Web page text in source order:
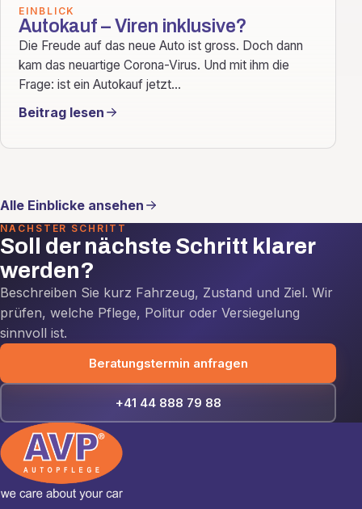
EINBLICK
Autokauf – Viren inklusive?
Die Freude auf das neue Auto ist gross. Doch dann
kam das neuartige Corona-Virus. Und mit ihm die
Frage: ist ein Autokauf jetzt...
Beitrag lesen
Alle Einblicke ansehen
NÄCHSTER SCHRITT
Soll der nächste Schritt klarer
werden?
Beschreiben Sie kurz Fahrzeug, Zustand und Ziel. Wir
prüfen, welche Pflege, Politur oder Versiegelung
sinnvoll ist.
Beratungstermin anfragen
+41 44 888 79 88